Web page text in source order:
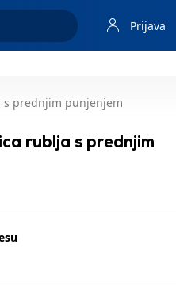
Prijava
s prednjim punjenjem
rublja s prednjim